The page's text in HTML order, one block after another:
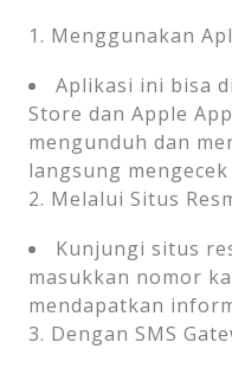
1. Menggunakan
Aplikasi ini bisa
Store dan Apple
mengunduh dan
langsung
2. Melalui Situs
Kunjungi situs
masukkan nomor
mendapatkan
3. Dengan SMS